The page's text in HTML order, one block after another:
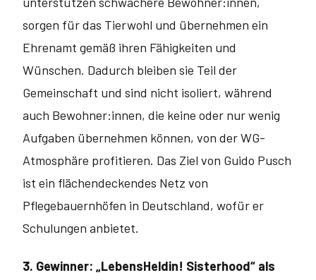
sorgen für das Tierwohl und übernehmen ein
Ehrenamt gemäß ihren Fähigkeiten und
Wünschen. Dadurch bleiben sie Teil der
Gemeinschaft und sind nicht isoliert, während
auch Be­wohner:innen, die keine oder nur wenig
Aufgaben übernehmen können, von der WG-
Atmosphäre profitieren. Das Ziel von Guido Pusch
ist ein flächendeckendes Netz von
Pflegebauernhöfen in Deutschland, wofür er
Schulungen anbietet.
3. Gewinner: „LebensHeldin! Sisterhood“ als